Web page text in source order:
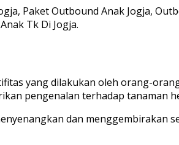
yang dilakukan oleh orang-
pengenalan terhadap tanaman
dan menggembirakan